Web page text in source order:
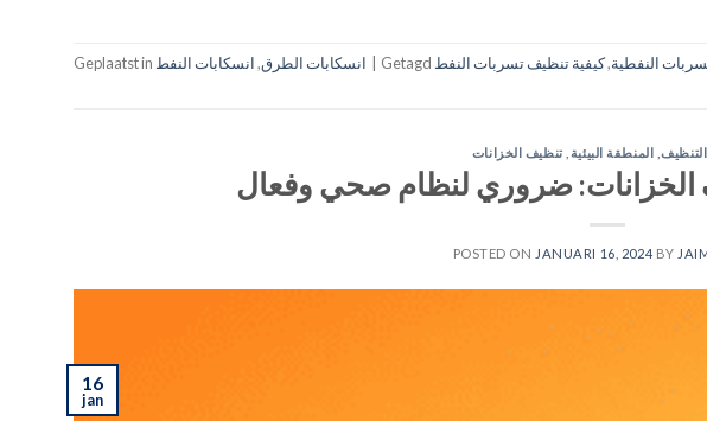
Geplaatst in انسكابات الطرق,انسكابات النفط Getagd النفطية,كيفية تنظيف تسربات النفط
, المنطقة البيئية تنظيف الخزانات
الخزانات: ضروري لنظام صحي وفعال
POSTED ON JANUARI 16, 2024 BY
16
jan